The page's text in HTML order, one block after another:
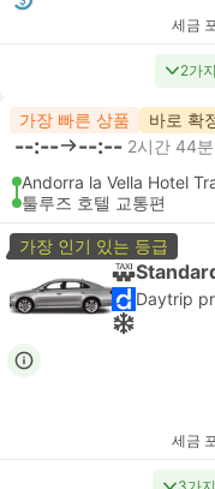
세금
2가
가장 빠른 상품 바로 확
--:-- --:-- 2시간 44분
Andorra la Vella Hotel
툴루즈 호텔 교통편
가장 인기 있는 등급
세금